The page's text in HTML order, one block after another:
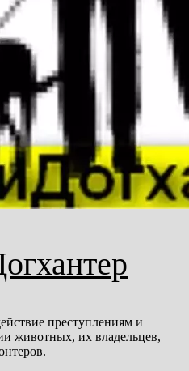
преступлениям и
животных, их владельцев,